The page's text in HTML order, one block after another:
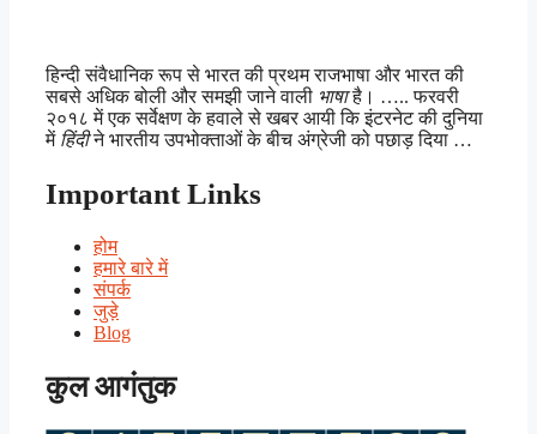
हिन्दी संवैधानिक रूप से भारत की प्रथम राजभाषा और भारत की
सबसे अधिक बोली और समझी जाने वाली भाषाहै। ….. फरवरी
२०१८ में एक सर्वेक्षण के हवाले से खबर आयी कि इंटरनेट की दुनिया
में हिंदीने भारतीय उपभोक्ताओं के बीच अंग्रेजी को पछाड़ दिया …
Important Links
होम
हमारे बारे में
संपर्क
जुड़े
Blog
कुल आगंतुक